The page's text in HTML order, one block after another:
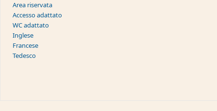
Area riservata
Accesso adattato
WC adattato
Inglese
Francese
Tedesco